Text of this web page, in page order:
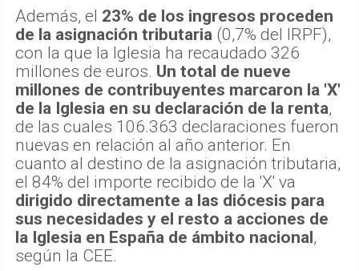
Además, el 23% de los ingresos proceden
de la asignación tributaria (0,7% del IRPF),
con la que la Iglesia ha recaudado 326
millones de euros. Un total de nueve
millones de contribuyentes marcaron la 'X'
de la Iglesia en su declaración de la renta,
de las cuales 106.363 declaraciones fueron
nuevas en relación al año anterior. En
cuanto al destino de la asignación tributaria,
el 84% del importe recibido de la 'X' va
dirigido directamente a las diócesis para
sus necesidades y el resto a acciones de
la Iglesia en España de ámbito nacional,
según la CEE.